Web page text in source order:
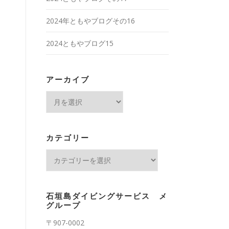
2024年ともやブログその16
2024ともやブログ15
アーカイブ
ブ
カテゴリー
ー
石垣島ダイビングサービス メ
グループ
〒907-0002